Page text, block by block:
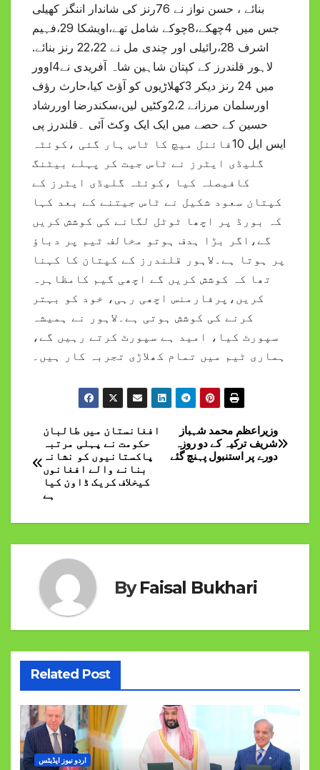
بنائے ، حسن نواز نے 76رنز کی شاندار اننگز کھیلی
جس میں 4چھکے،8چوکے شامل تھے،اویشکا 29،فہیم
اشرف 28،رائیلی اور چندی مل نے 22،22 رنز بنائے.
لاہور قلندرز کے کپتان شاہین شاہ آفریدی نے4اوور
میں 24 رنز دیکر 3کھلاڑیوں کو آؤٹ کیا،حارث رؤف
اورسلمان مرزانے 2،2وکٹیں لیں،سکندرضا اوررشاد
حسین کے حصے میں ایک ایک وکٹ آئی ۔قلندرز پی
ایس ایل 10فائنل میچ کا ٹاس ہار گئی ،کوئٹہ
گلیڈی ایٹرز نے ٹاس جیت کر پہلے بیٹنگ
کافیصلہ کیا ،کوئٹہ گلیڈی ایٹرز کے
کپتان سعود شکیل نے ٹاس جیتنے کے بعد کہا
کہ بورڈ پر اچھا ٹوٹل لگانے کی کوشش کریں
گے،اگر بڑا ہدف ہوتو مخالف ٹیم پر دباؤ
پر ہوتا ہے۔لاہور قلندرز کے کپتان کا کہنا
تھا کہ کوشش کریں گے اچھی گیم کامظاہرہ
کریں،پرفارمنس اچھی رہی، خود کو بہتر
کرنے کی کوشش ہوتی ہے۔لاہور نے ہمیشہ
سپورٹ کیا، امید ہے سپورٹ کرتے رہیں گے،
ہماری ٹیم میں تمام کھلاڑی تجربہ کار ہیں۔
Post
navigation
وزیراعظم محمد شہباز
شریف ترکیہ کے دو روزہ
دورے پر استنبول پہنچ گئے
افغانستان میں طالبان
حکومت نے پہلی مرتبہ
پاکستانیوں کو نشانہ
بنانے والے افغانوں
کیخلاف کریک ڈاون کیا
ہے
ByFaisal Bukhari
Related Post
اردو نیوز اپڈیٹس